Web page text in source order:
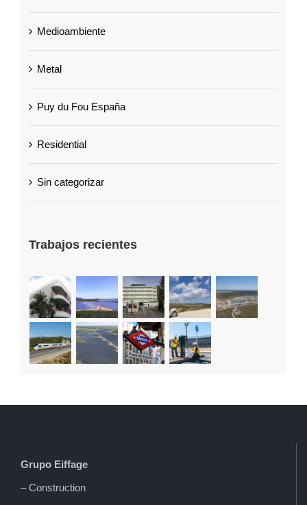
Medioambiente
Metal
Puy du Fou España
Residential
Sin categorizar
Trabajos recientes
Grupo Eiffage
– Construction